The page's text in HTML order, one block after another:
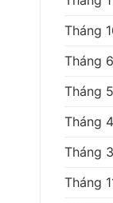
Tháng
Tháng
Tháng
Tháng
Tháng
Tháng